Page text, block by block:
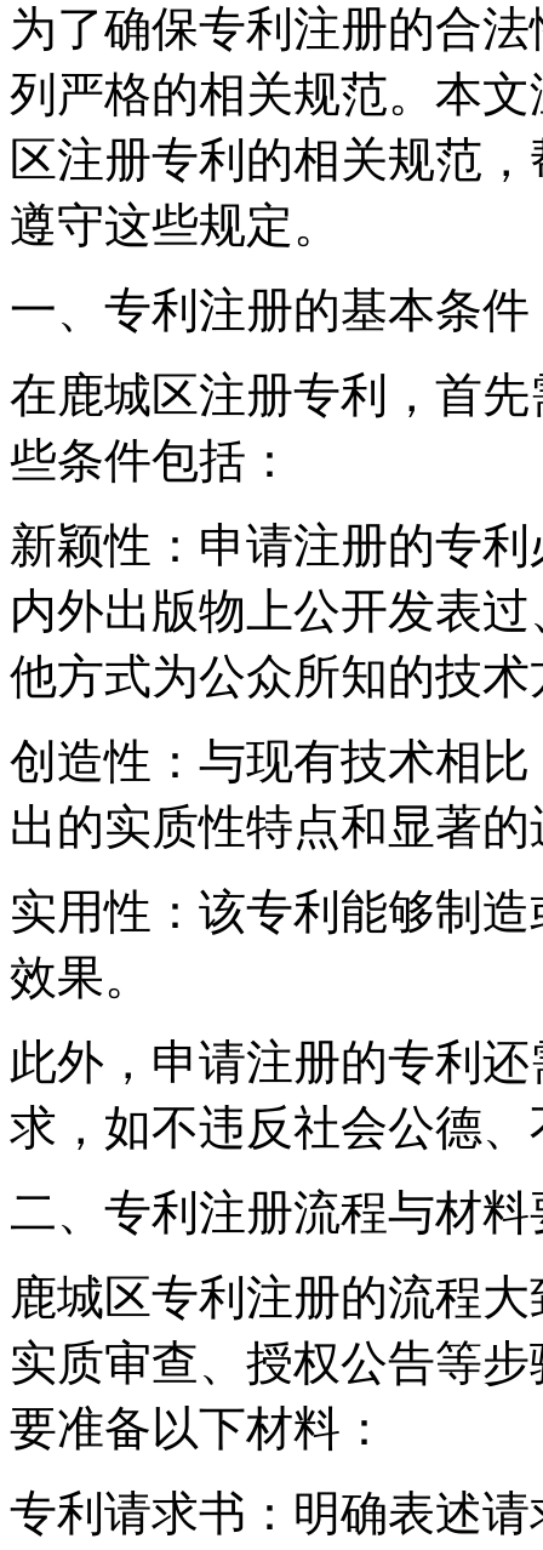
为了确保专利注册的合
列严格的相关规范。本
区注册专利的相关规范
遵守这些规定。
一、专利注册的基本条件
在鹿城区注册专利，首
些条件包括：
新颖性：申请注册的专
内外出版物上公开发表
他方式为公众所知的技术
创造性：与现有技术相
出的实质性特点和显著的
实用性：该专利能够制
效果。
此外，申请注册的专利
求，如不违反社会公德
二、专利注册流程与材料
鹿城区专利注册的流程
实质审查、授权公告等
要准备以下材料：
专利请求书：明确表述